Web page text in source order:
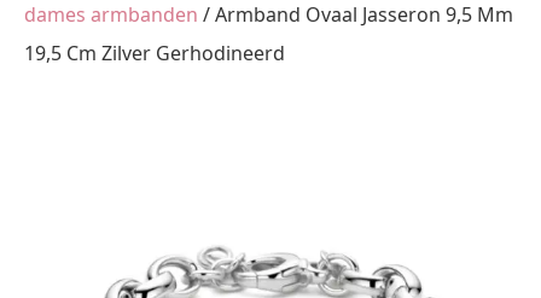
dames armbanden / Armband Ovaal Jasseron 9,5 Mm
19,5 Cm Zilver Gerhodineerd